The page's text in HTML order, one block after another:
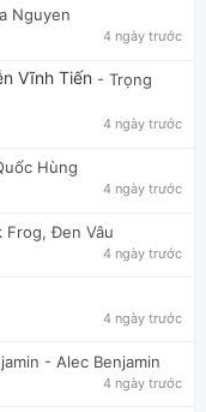
Nguyen
4 ngày trước
Vĩnh Tiến - Trọng
4 ngày trước
Hùng
4 ngày trước
Frog, Đen Vâu
4 ngày trước
4 ngày trước
- Alec Benjamin
4 ngày trước